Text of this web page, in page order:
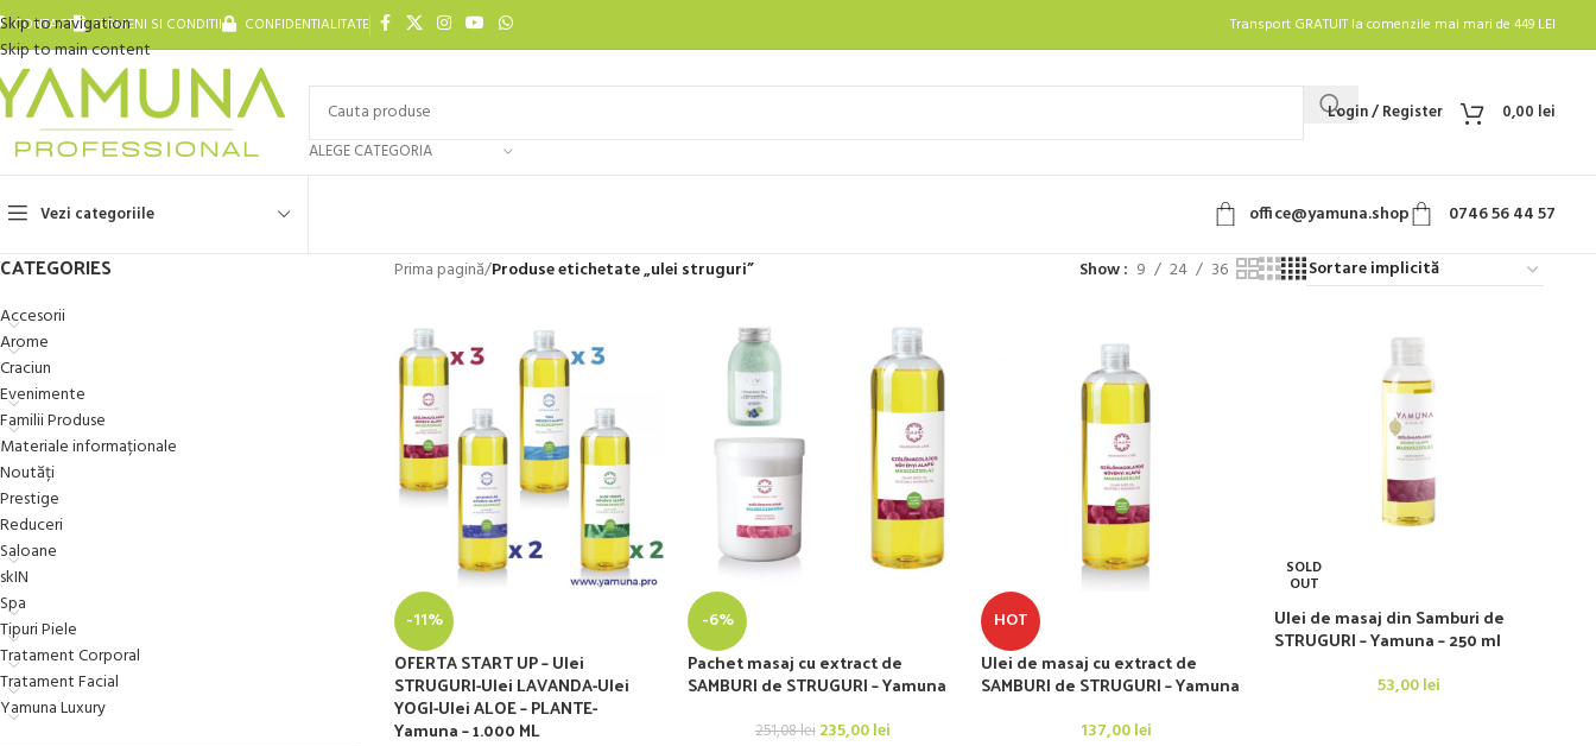
Skip to navigation
Skip to main content
CONTACT TERMENI SI CONDITII CONFIDENTIALITATE Transport GRATUIT la comenzile mai mari de 449 LEI
ALEGE CATEGORIA
Login / Register 0,00 lei
Vezi categoriile office@yamuna.shop 0746 56 44 57
CATEGORIES
Accesorii
Arome
Craciun
Evenimente
Familii Produse
Materiale informaționale
Noutăți
Prestige
Reduceri
Saloane
skIN
Spa
Tipuri Piele
Tratament Corporal
Tratament Facial
Yamuna Luxury
Prima pagină/Produse etichetate „ulei struguri” Show 9 24 36
-11%
OFERTA START UP – Ulei
STRUGURI-Ulei LAVANDA-Ulei
YOGI-Ulei ALOE – PLANTE-
Yamuna – 1.000 ML
-6%
Pachet masaj cu extract de
SAMBURI de STRUGURI – Yamuna
251,08lei 235,00lei
HOT
Ulei de masaj cu extract de
SAMBURI de STRUGURI – Yamuna
137,00lei
SOLD
OUT
Ulei de masaj din Samburi de
STRUGURI – Yamuna – 250 ml
53,00lei